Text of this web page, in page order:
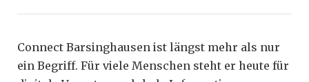
Connect Barsinghausen ist längst mehr als nur
ein Begriff. Für viele Menschen steht er heute für